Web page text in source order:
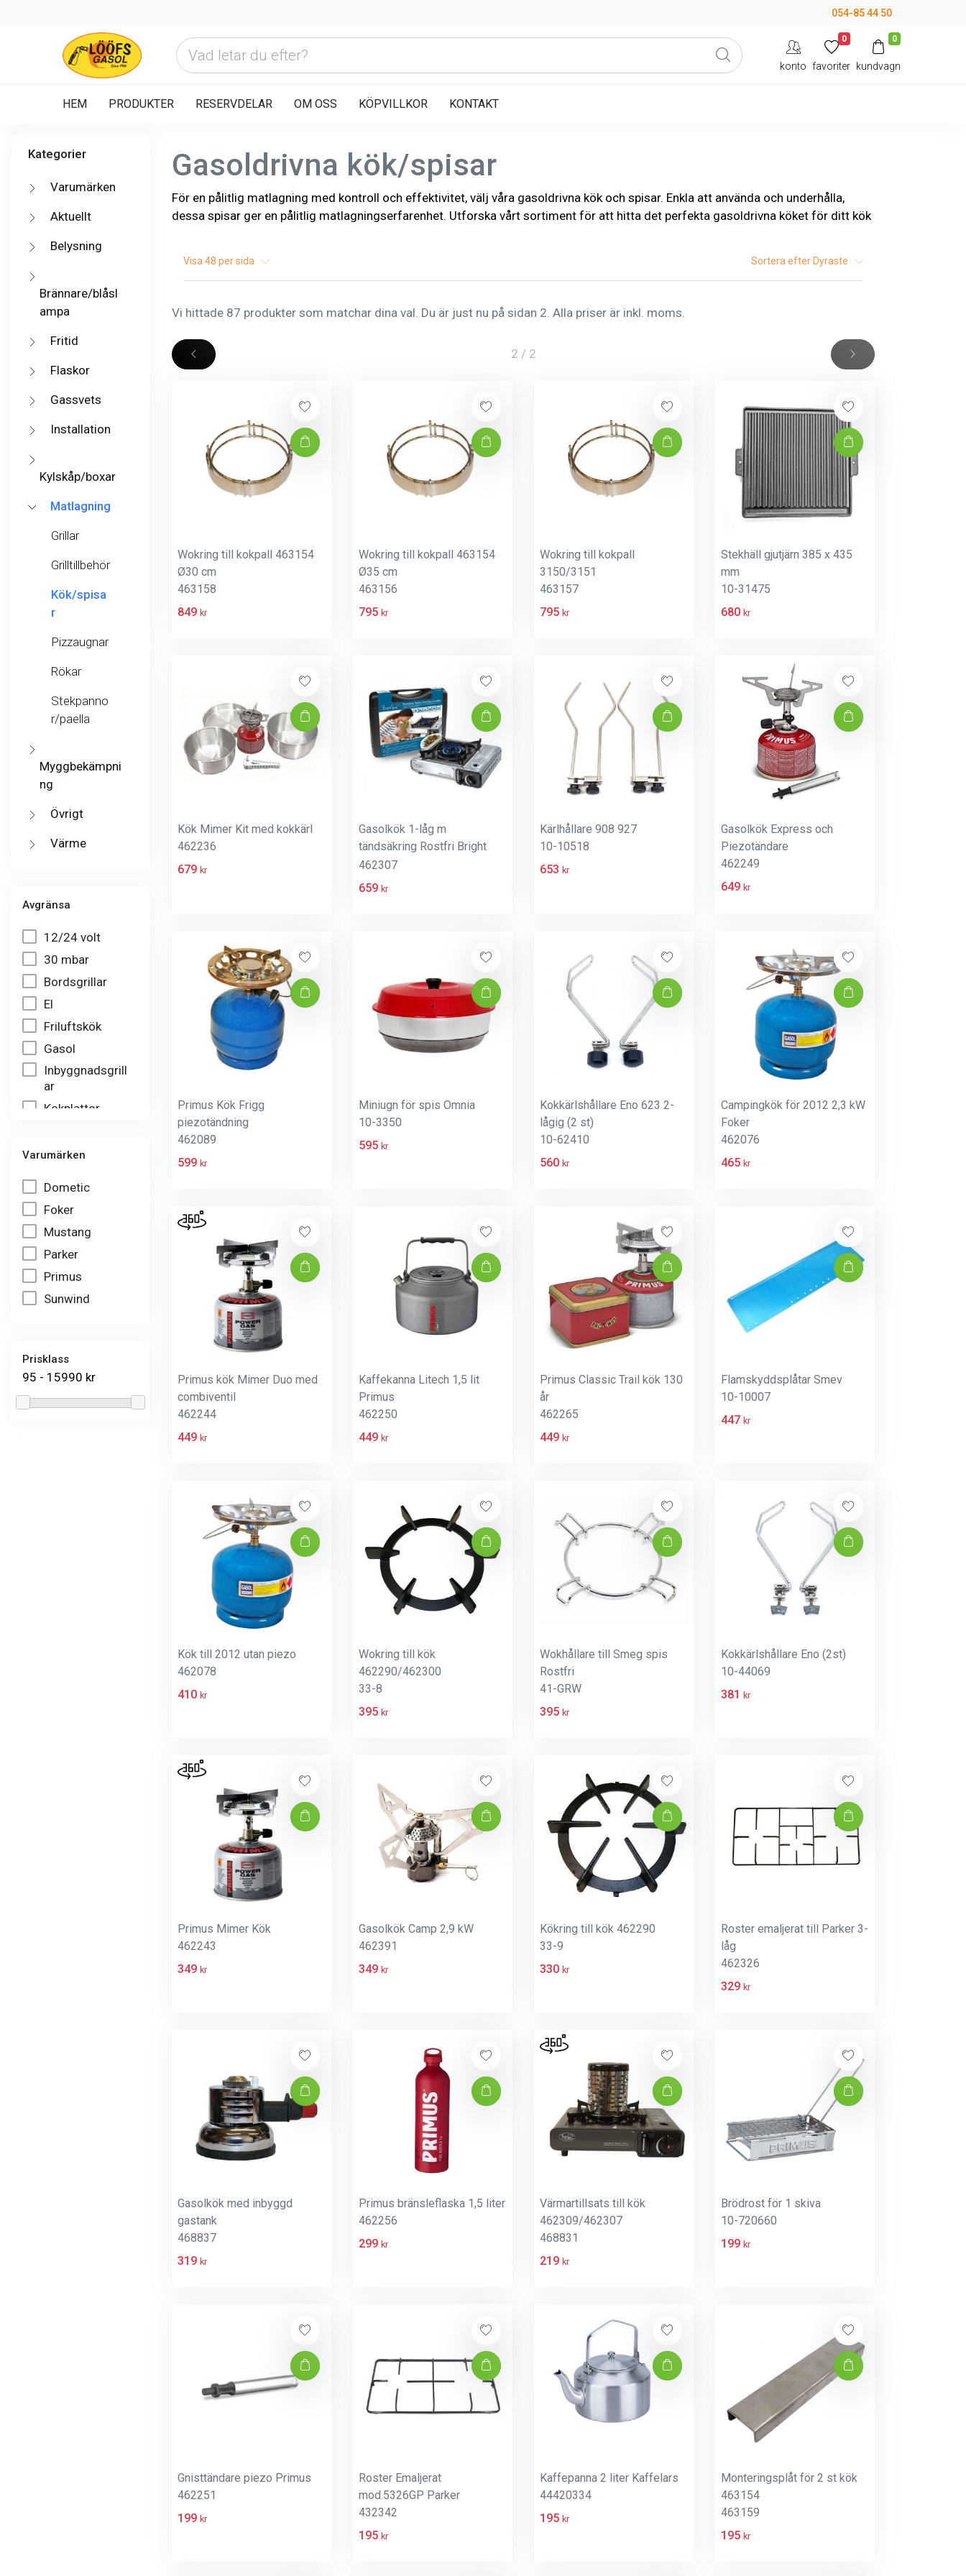
054-85 44 50
konto
0
favoriter
0
kundvagn
HEM PRODUKTER RESERVDELAR OM OSS KÖPVILLKOR KONTAKT
Kategorier
Varumärken
Aktuellt
Belysning
Brännare/blåsl
ampa
Fritid
Flaskor
Gassvets
Installation
Kylskåp/boxar
Matlagning
Grillar
Grilltillbehör
Kök/spisa
r
Pizzaugnar
Rökar
Stekpanno
r/paella
Myggbekämpni
ng
Övrigt
Värme
Avgränsa
12/24 volt
30 mbar
Bordsgrillar
El
Friluftskök
Gasol
Inbyggnadsgrill
ar
Kokplattor
Spisar
Varumärken
Dometic
Foker
Mustang
Parker
Primus
Sunwind
Prisklass
95 - 15990 kr
Gasoldrivna kök/spisar
För en pålitlig matlagning med kontroll och effektivitet, välj våra gasoldrivna kök och spisar. Enkla att använda och underhålla,
dessa spisar ger en pålitlig matlagningserfarenhet. Utforska vårt sortiment för att hitta det perfekta gasoldrivna köket för ditt kök
Visa 48 per sida Sortera efter Dyraste
Vi hittade 87 produkter som matchar dina val. Du är just nu på sidan 2. Alla priser är inkl. moms.
2 / 2
Wokring till kokpall 463154
Ø30 cm
463158
849 kr
Wokring till kokpall 463154
Ø35 cm
463156
795 kr
Wokring till kokpall
3150/3151
463157
795 kr
Stekhäll gjutjärn 385 x 435
mm
10-31475
680 kr
Kök Mimer Kit med kokkärl
462236
679 kr
Gasolkök 1-låg m
tändsäkring Rostfri Bright
Spark
462307
659 kr
Kärlhållare 908 927
10-10518
653 kr
Gasolkök Express och
Piezotändare
462249
649 kr
Primus Kök Frigg
piezotändning
462089
599 kr
Miniugn för spis Omnia
10-3350
595 kr
Kokkärlshållare Eno 623 2-
lågig (2 st)
10-62410
560 kr
Campingkök för 2012 2,3 kW
Foker
462076
465 kr
Primus kök Mimer Duo med
combiventil
462244
449 kr
Kaffekanna Litech 1,5 lit
Primus
462250
449 kr
Primus Classic Trail kök 130
år
462265
449 kr
Flamskyddsplåtar Smev
10-10007
447 kr
Kök till 2012 utan piezo
462078
410 kr
Wokring till kök
462290/462300
33-8
395 kr
Wokhållare till Smeg spis
Rostfri
41-GRW
395 kr
Kokkärlshållare Eno (2st)
10-44069
381 kr
Primus Mimer Kök
462243
349 kr
Gasolkök Camp 2,9 kW
462391
349 kr
Kökring till kök 462290
33-9
330 kr
Roster emaljerat till Parker 3-
låg
462326
329 kr
Gasolkök med inbyggd
gastank
468837
319 kr
Primus bränsleflaska 1,5 liter
462256
299 kr
Värmartillsats till kök
462309/462307
468831
219 kr
Brödrost för 1 skiva
10-720660
199 kr
Gnisttändare piezo Primus
462251
199 kr
Roster Emaljerat
mod.5326GP Parker
432342
195 kr
Kaffepanna 2 liter Kaffelars
44420334
195 kr
Monteringsplåt för 2 st kök
463154
463159
195 kr